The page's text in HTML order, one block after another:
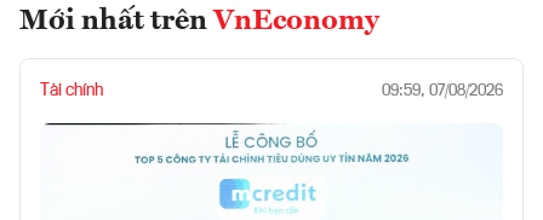
Mới nhất trên VnEconomy
Tài chính 09:59, 07/08/2026